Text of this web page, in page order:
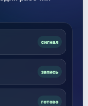
сигнал
запись
готово